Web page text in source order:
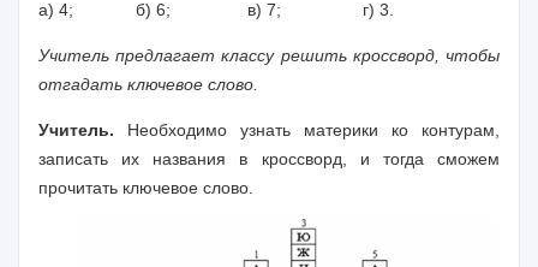
а) 4; б) 6; в) 7; г) 3.
Учитель предлагает классу решить кроссворд, чтобы
отгадать ключевое слово.
Учитель. Необходимо узнать материки ко контурам,
записать их названия в кроссворд, и тогда сможем
прочитать ключевое слово.